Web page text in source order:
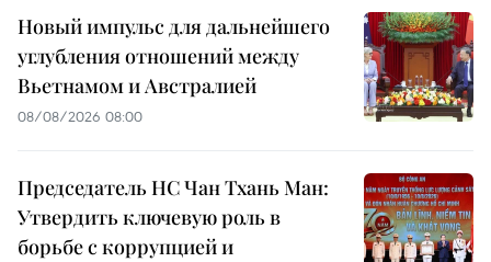
Новый импульс для дальнейшего
углубления отношений между
Вьетнамом и Австралией
08/08/2026 08:00
Председатель НС Чан Тхань Ман:
Утвердить ключевую роль в
борьбе с коррупцией и